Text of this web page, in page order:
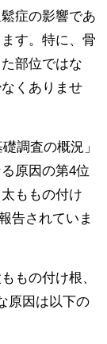
症の影響であ
す。特に、骨
部位ではな
くありませ
調査の概況」
原因の第4位
ももの付け
告されていま
もの付け根、
原因は以下の